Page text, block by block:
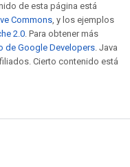
de esta página está
Commons, y los ejemplos
2.0. Para obtener más
de Google Developers. Java
Cierto contenido está